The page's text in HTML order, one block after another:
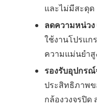
และไม่มีสะดุด
ลดความหน่ว
ใช้งานโปรแก
ความแม่นยำสู
รองรับอุปกร
ประสิทธิภาพ
กล้องวงจรปิ